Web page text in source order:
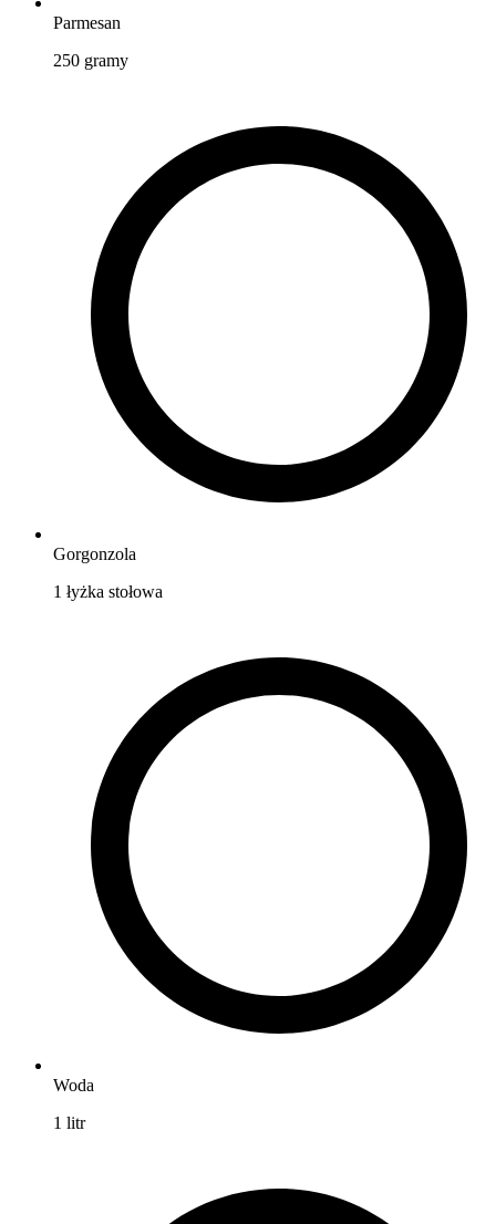
Parmesan
250 gramy
Gorgonzola
1 łyżka stołowa
Woda
1 litr